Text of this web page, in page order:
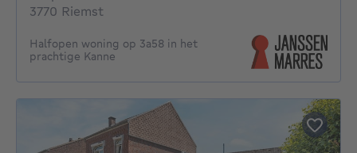
3770 Riemst
Halfopen woning op 3a58 in het
prachtige Kanne